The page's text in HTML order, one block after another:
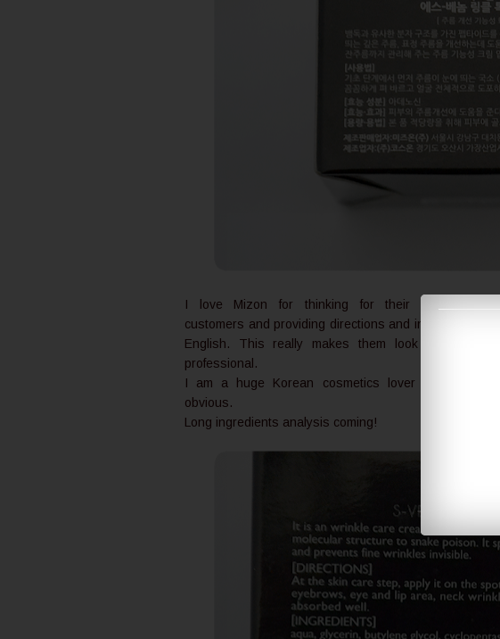
I love Mizon for thinking for their international
customers and providing directions and ingredients in
English. This really makes them look even more
professional.
I am a huge Korean cosmetics lover and it's so
obvious.
Long ingredients analysis coming!